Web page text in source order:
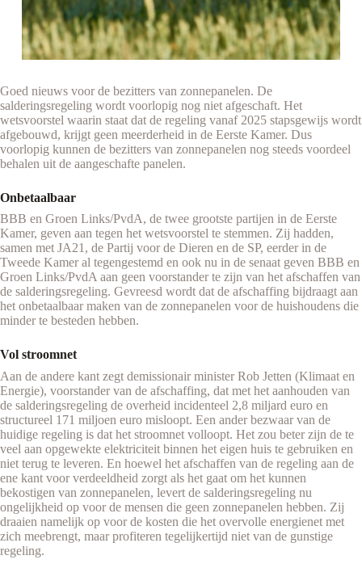
Goed nieuws voor de bezitters van zonnepanelen. De
salderingsregeling wordt voorlopig nog niet afgeschaft. Het
wetsvoorstel waarin staat dat de regeling vanaf 2025 stapsgewijs wordt
afgebouwd, krijgt geen meerderheid in de Eerste Kamer. Dus
voorlopig kunnen de bezitters van zonnepanelen nog steeds voordeel
behalen uit de aangeschafte panelen.
Onbetaalbaar
BBB en Groen Links/PvdA, de twee grootste partijen in de Eerste
Kamer, geven aan tegen het wetsvoorstel te stemmen. Zij hadden,
samen met JA21, de Partij voor de Dieren en de SP, eerder in de
Tweede Kamer al tegengestemd en ook nu in de senaat geven BBB en
Groen Links/PvdA aan geen voorstander te zijn van het afschaffen van
de salderingsregeling. Gevreesd wordt dat de afschaffing bijdraagt aan
het onbetaalbaar maken van de zonnepanelen voor de huishoudens die
minder te besteden hebben.
Vol stroomnet
Aan de andere kant zegt demissionair minister Rob Jetten (Klimaat en
Energie), voorstander van de afschaffing, dat met het aanhouden van
de salderingsregeling de overheid incidenteel 2,8 miljard euro en
structureel 171 miljoen euro misloopt. Een ander bezwaar van de
huidige regeling is dat het stroomnet volloopt. Het zou beter zijn de te
veel aan opgewekte elektriciteit binnen het eigen huis te gebruiken en
niet terug te leveren. En hoewel het afschaffen van de regeling aan de
ene kant voor verdeeldheid zorgt als het gaat om het kunnen
bekostigen van zonnepanelen, levert de salderingsregeling nu
ongelijkheid op voor de mensen die geen zonnepanelen hebben. Zij
draaien namelijk op voor de kosten die het overvolle energienet met
zich meebrengt, maar profiteren tegelijkertijd niet van de gunstige
regeling.